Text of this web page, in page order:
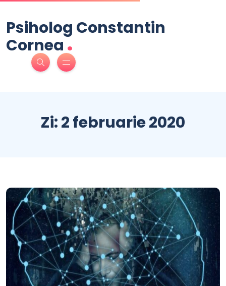
Psiholog Constantin
Cornea.
Zi:2 februarie 2020